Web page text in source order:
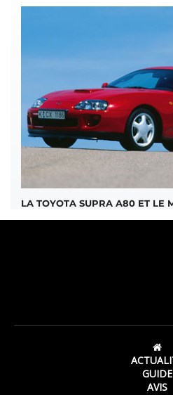
LA TOYOTA SUPRA A80 ET LE
GUIDE
AVIS